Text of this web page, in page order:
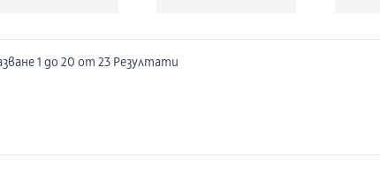
1 до 20 от 23 Резултати